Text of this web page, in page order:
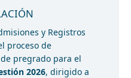
y Registros
proceso de
pregrado para el
2026, dirigido a